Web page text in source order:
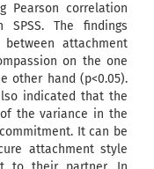
Pearson correlation
The findings
attachment
on the one
other hand (p<0.05).
indicated that the
the variance in the
It can be
attachment style